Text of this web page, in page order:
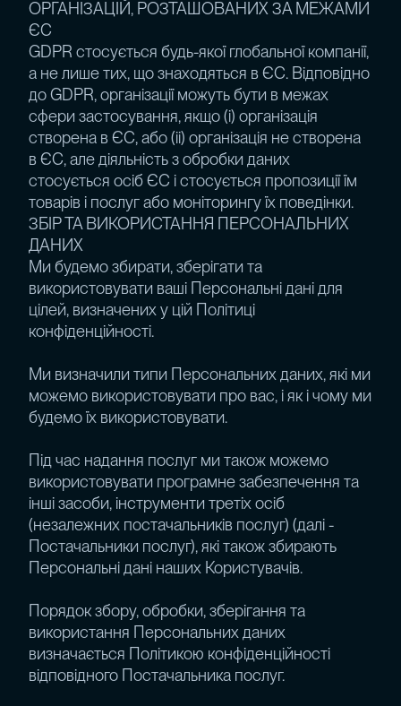
ОРГАНІЗАЦІЙ, РОЗТАШОВАНИХ ЗА МЕЖАМИ
ЄС
GDPR стосується будь-якої глобальної компанії,
а не лише тих, що знаходяться в ЄС. Відповідно
до GDPR, організації можуть бути в межах
сфери застосування, якщо (i) організація
створена в ЄС, або (ii) організація не створена
в ЄС, але діяльність з обробки даних
стосується осіб ЄС і стосується пропозиції їм
товарів і послуг або моніторингу їх поведінки.
ЗБІР ТА ВИКОРИСТАННЯ ПЕРСОНАЛЬНИХ
ДАНИХ
Ми будемо збирати, зберігати та
використовувати ваші Персональні дані для
цілей, визначених у цій Політиці
конфіденційності.
Ми визначили типи Персональних даних, які ми
можемо використовувати про вас, і як і чому ми
будемо їх використовувати.
Під час надання послуг ми також можемо
використовувати програмне забезпечення та
інші засоби, інструменти третіх осіб
(незалежних постачальників послуг) (далі -
Постачальники послуг), які також збирають
Персональні дані наших Користувачів.
Порядок збору, обробки, зберігання та
використання Персональних даних
визначається Політикою конфіденційності
відповідного Постачальника послуг.